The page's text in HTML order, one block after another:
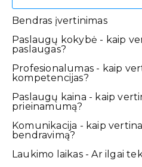
Bendras įvertinimas
Paslaugų kokybė - kaip
paslaugas?
Profesionalumas - kaip
kompetencijas?
Paslaugų kaina - kaip
prieinamumą?
Komunikacija - kaip
bendravimą?
Laukimo laikas - Ar ilgai